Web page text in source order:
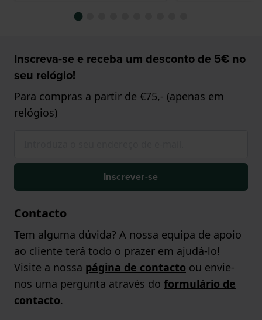
Inscreva-se e receba um desconto de 5€ no
seu relógio!
Para compras a partir de €75,- (apenas em
relógios)
Inscrever-se
Contacto
Tem alguma dúvida? A nossa equipa de apoio
ao cliente terá todo o prazer em ajudá-lo!
Visite a nossa página de contacto ou envie-
nos uma pergunta através do formulário de
contacto.